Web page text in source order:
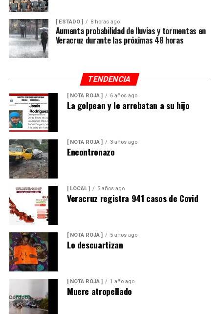
[ ESTADO ] 8 horas ago
Aumenta probabilidad de lluvias y tormentas en
Veracruz durante las próximas 48 horas
TENDENCIA
[ NOTA ROJA ] 6 años ago
La golpean y le arrebatan a su hijo
[ NOTA ROJA ] 3 años ago
Encontronazo
[ LOCAL ] 5 años ago
Veracruz registra 941 casos de Covid
[ NOTA ROJA ] 5 años ago
Lo descuartizan
[ NOTA ROJA ] 1 año ago
Muere atropellado